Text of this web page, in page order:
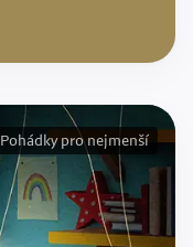
Pohádky pro nejmenší